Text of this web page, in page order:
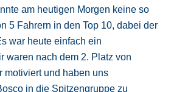
am heutigen Morgen keine so
5 Fahrern in den Top 10, dabei der
war heute einfach ein
waren nach dem 2. Platz von
motiviert und haben uns
in die Spitzengruppe zu